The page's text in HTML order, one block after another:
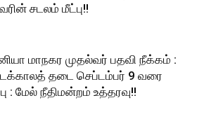
சடலம் மீட்பு!!
மாநகர முதல்வர் பதவி நீக்கம் :
தடை செப்டம்பர் 9 வரை
: மேல் நீதிமன்றம் உத்தரவு!!